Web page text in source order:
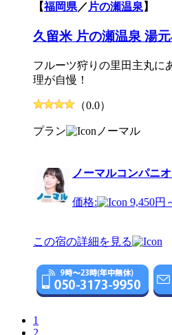
【福岡県／ 片の瀬温泉 】
久留米 片の瀬温泉 湯
フルーツ狩りの里田主丸に
理が自慢！
（0.0）
プラン ノーマル
ノーマルコンパニ
価格: 9,450円
この宿の詳細を見る
1
2